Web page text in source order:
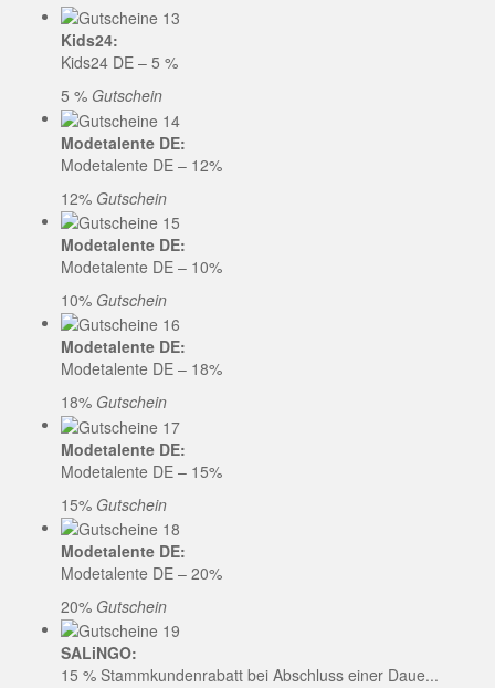
Kids24:
Kids24 DE – 5 %
5 % Gutschein
Modetalente DE:
Modetalente DE – 12%
12% Gutschein
Modetalente DE:
Modetalente DE – 10%
10% Gutschein
Modetalente DE:
Modetalente DE – 18%
18% Gutschein
Modetalente DE:
Modetalente DE – 15%
15% Gutschein
Modetalente DE:
Modetalente DE – 20%
20% Gutschein
SALiNGO:
15 % Stammkundenrabatt bei Abschluss einer Daue...